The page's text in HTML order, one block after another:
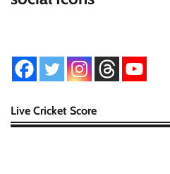
Live Cricket Score